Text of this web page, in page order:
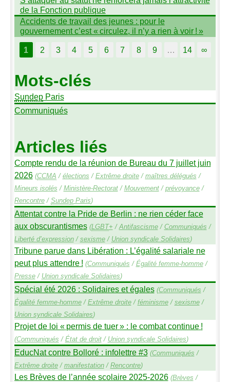
de la Fonction publique
Accidents de travail des jeunes : pour le
gouvernement c’est « circulez, il n’y a rien à voir ! »
1 2 3 4 5 6 7 8 9 14 ∞
Mots-clés
SundepParis
Communiqués
Articles liés
Compte rendu de la réunion de Bureau du 7 juillet juin
2026 (CCMA / élections / Extrême droite/ maîtres délégués /
Mineurs isolés / Ministère-Rectorat/ Mouvement/ prévoyance/
Rencontre/ SundepParis)
Attentat contre la Pride de Berlin : ne rien céder face
aux obscurantismes (LGBT+ / Antifascisme/ Communiqués /
Liberté d’expression/ sexisme/ Union syndicale Solidaires)
Tribune parue dans Libération : L’égalité salariale ne
peut plus attendre ! (Communiqués / Égalité femme-homme/
Presse/ Union syndicale Solidaires)
Spécial été 2026 : Solidaires et égales (Communiqués /
Égalité femme-homme/ Extrême droite/ féminisme/ sexisme/
Union syndicale Solidaires)
Projet de loi « permis de tuer» : le combat continue !
(Communiqués / État de droit/ Union syndicale Solidaires)
EducNat contre Bolloré : infolettre #3 (Communiqués /
Extrême droite/ manifestation/ Rencontre)
Les Brèves de l’année scolaire 2025-2026 (Brèves /